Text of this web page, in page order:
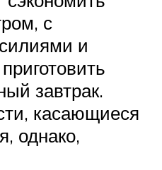
с
и
завтрак.
касающиеся
однако,